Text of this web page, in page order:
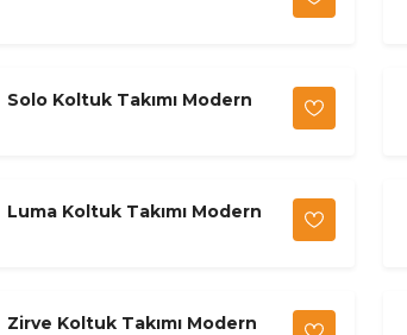
Solo Koltuk Takımı Modern
Luma Koltuk Takımı Modern
Zirve Koltuk Takımı Modern